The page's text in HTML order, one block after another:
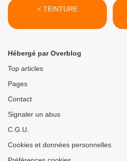
< TEINTURE
Hébergé par Overblog
Top articles
Pages
Contact
Signaler un abus
C.G.U.
Cookies et données personnelles